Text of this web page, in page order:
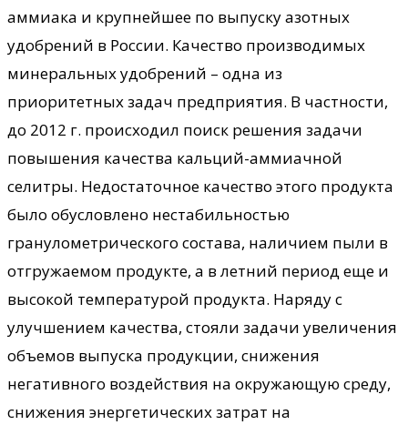
аммиака и крупнейшее по выпуску азотных
удобрений в России. Качество производимых
минеральных удобрений – одна из
приоритетных задач предприятия. В частности,
до 2012 г. происходил поиск решения задачи
повышения качества кальций-аммиачной
селитры. Недостаточное качество этого продукта
было обусловлено нестабильностью
гранулометрического состава, наличием пыли в
отгружаемом продукте, а в летний период еще и
высокой температурой продукта. Наряду с
улучшением качества, стояли задачи увеличения
объемов выпуска продукции, снижения
негативного воздействия на окружающую среду,
снижения энергетических затрат на